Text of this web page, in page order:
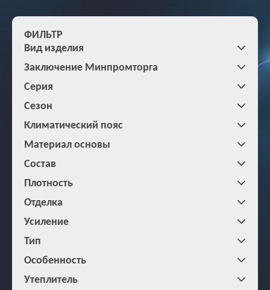
ФИЛЬТР
Вид изделия
Заключение Минпромторга
Серия
Сезон
Климатический пояс
Материал основы
Состав
Плотность
Отделка
Усиление
Тип
Особенность
Утеплитель